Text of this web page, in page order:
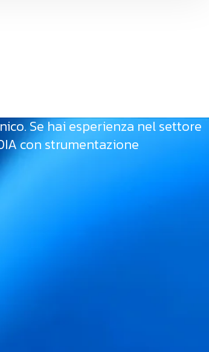
Se hai esperienza nel settore
con strumentazione